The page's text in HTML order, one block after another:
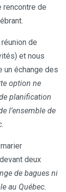
rencontre de
de
et nous
un échange des
option ne
planification
l’ensemble de
deux
de bagues ni
au Québec.